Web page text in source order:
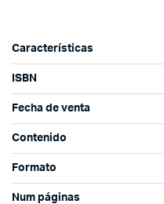
Características
ISBN
Fecha de venta
Contenido
Formato
Num páginas